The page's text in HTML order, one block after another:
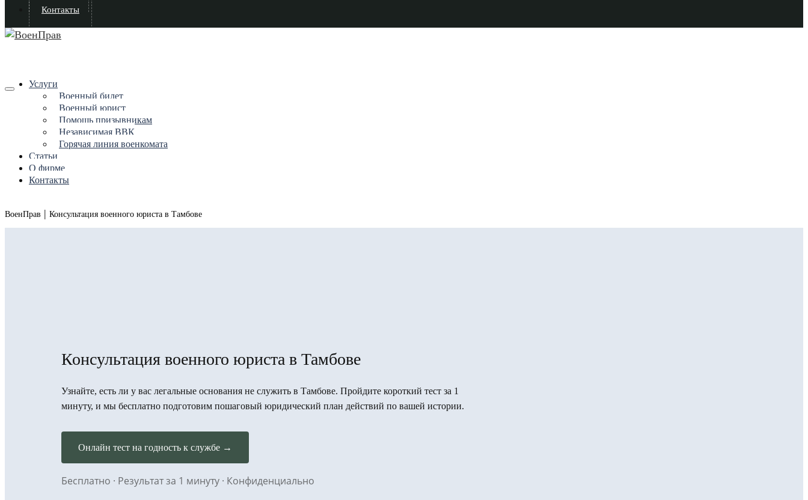
Контакты
Услуги
Военный билет
Военный юрист
Помощь призывникам
Независимая ВВК
Горячая линия военкомата
Статьи
О фирме
Контакты
ВоенПрав | Консультация военного юриста в Тамбове
Консультация военного юриста в Тамбове
Узнайте, есть ли у вас легальные основания не служить в Тамбове. Пройдите короткий тест за 1
минуту, и мы бесплатно подготовим пошаговый юридический план действий по вашей истории.
Онлайн тест на годность к службе →
Бесплатно · Результат за 1 минуту · Конфиденциально